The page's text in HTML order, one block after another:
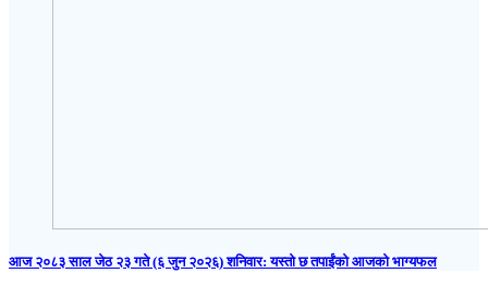
आज २०८३ साल जेठ २३ गते (६ जुन २०२६) शनिवार: यस्तो छ तपाईंको आजको भाग्यफल